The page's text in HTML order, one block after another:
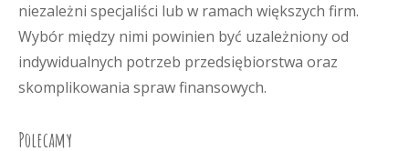
niezależni specjaliści lub w ramach większych firm.
Wybór między nimi powinien być uzależniony od
indywidualnych potrzeb przedsiębiorstwa oraz
skomplikowania spraw finansowych.
Polecamy